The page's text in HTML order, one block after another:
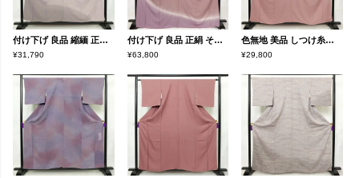
付け下げ 良品 縮緬 正絹 その他の柄 袷仕立て 身丈155cm 裄丈63cm 共八掛 フォーマル 着物 入学式 卒業式 ぼかし 紫・藤色
¥31,790
付け下げ 良品 正絹 その他の柄 袷仕立て 身丈169cm 裄丈68cm リサイクル着物 着物 入学式 卒業式 七五三 お宮参り フォーマル 紫・藤色
¥63,800
色無地 美品 しつけ糸付き 一つ紋付き 正絹 その他の柄 袷仕立て 身丈156cm 裄丈61cm リサイクル着物 着物 お茶会 フォーマル シンプル 紫・藤色
¥29,800